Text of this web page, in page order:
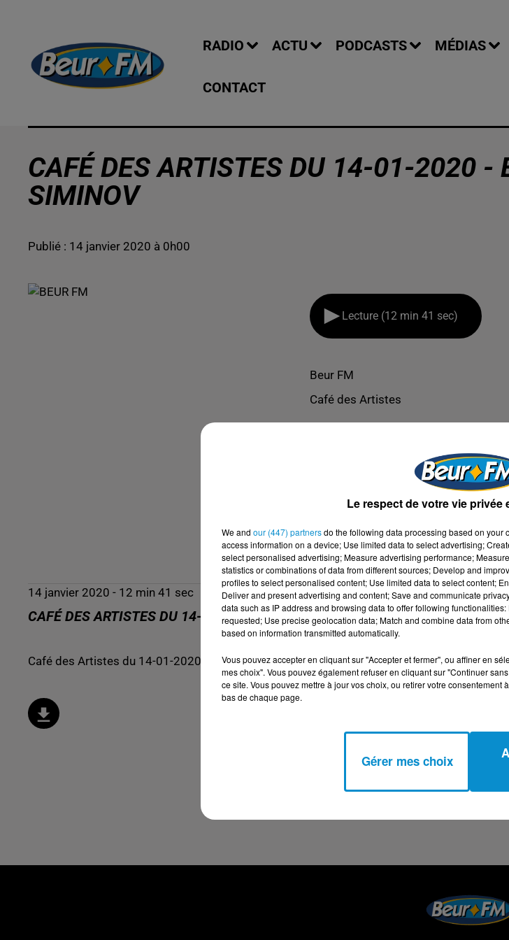
RADIO ACTU PODCASTS MÉDIAS
CONTACT
CAFÉ DES ARTISTES DU 14-01-2020 -
SIMINOV
Publié : 14 janvier 2020 à 0h00
Lecture (12 min 41 sec)
Beur FM
Café des Artistes
14 janvier 2020 - 12 min 41 sec
CAFÉ DES ARTISTES DU 14-01-2020 - EL HAYDI SIMINOV
Café des Artistes du 14-01-2020 - El Haydi Siminov
Le respect de votre vie privée
We and our (447) partnersdo the following data processing based on your
access information on a device; Use limited data to select advertising;
select personalised advertising; Measure advertising performance;
statistics or combinations of data from different sources; Develop and
profiles to select personalised content; Use limited data to select content;
Deliver and present advertising and content; Save and communicate
data such as IP address and browsing data to offer following
requested; Use precise geolocation data; Match and combine data from
based on information transmitted automatically.
Vous pouvez accepter en cliquant sur "Accepter et fermer", ou affiner en
mes choix". Vous pouvez également refuser en cliquant sur "Continuer
ce site. Vous pouvez mettre à jour vos choix, ou retirer votre consentement
bas de chaque page.
Gérer mes choix